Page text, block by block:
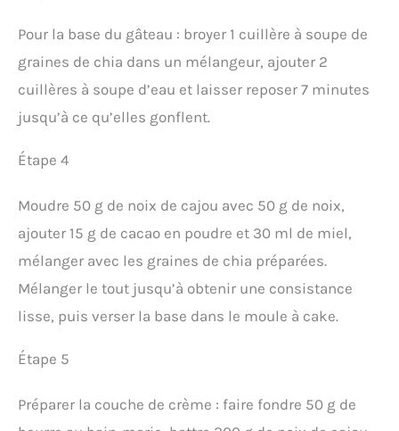
Pour la base du gâteau : broyer 1 cuillère à soupe de
graines de chia dans un mélangeur, ajouter 2
cuillères à soupe d’eau et laisser reposer 7 minutes
jusqu’à ce qu’elles gonflent.
Étape 4
Moudre 50 g de noix de cajou avec 50 g de noix,
ajouter 15 g de cacao en poudre et 30 ml de miel,
mélanger avec les graines de chia préparées.
Mélanger le tout jusqu’à obtenir une consistance
lisse, puis verser la base dans le moule à cake.
Étape 5
Préparer la couche de crème : faire fondre 50 g de